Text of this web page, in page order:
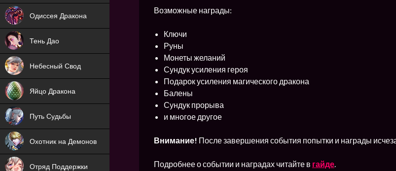
Возможные награды:
Ключи
Руны
Монеты желаний
Сундук усиления героя
Подарок усиления магического дракона
Балены
Сундук прорыва
и многое другое
Внимание! После завершения события попытки и награды
Подробнее о событии и наградах читайте в гайде.
Одиссея Дракона
NEW
Тень Дао
NEW
Небесный Свод
NEW
Яйцо Дракона
NEW
Путь Судьбы
NEW
Охотник на Демонов
ХИТ
Отряд Поддержки
ХИТ